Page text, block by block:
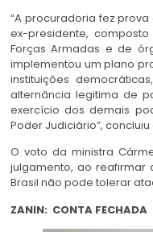
“A procuradoria fez
ex-presidente,
Forças Armadas e de
implementou um plano
instituições
alternância legitima de
exercício dos demais
Poder Judiciário”, concluiu
O voto da ministra
julgamento, ao
Brasil não pode tolerar
ZANIN: CONTA FECHADA